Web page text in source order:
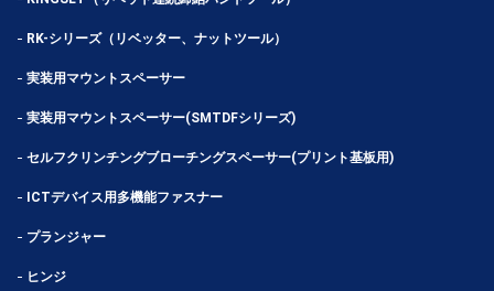
RK-シリーズ（リベッター、ナットツール）
実装用マウントスペーサー
実装用マウントスペーサー(SMTDFシリーズ)
セルフクリンチングブローチングスペーサー(プリント基板用)
ICTデバイス用多機能ファスナー
プランジャー
ヒンジ